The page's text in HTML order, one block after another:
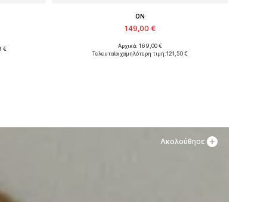
€
ON
149,00 €
Διαθέσιμα μεγέθη: 36, 37, 37,5, 38, 38,5, 39
Αρχικά: 169,00 €
Τελευταία χαμηλότερη τιμή:121,50 €
Ακολούθησε